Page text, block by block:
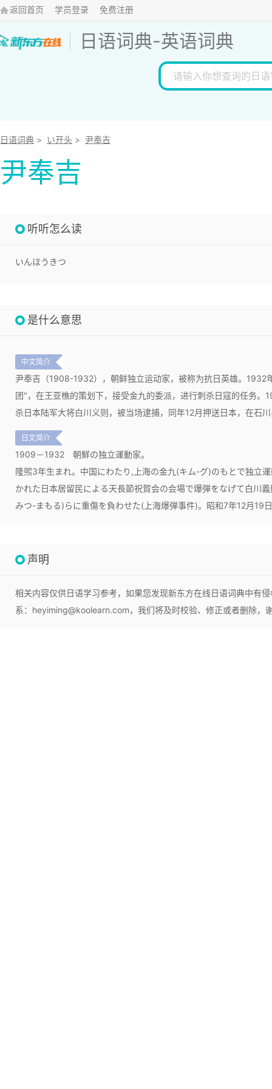
返回首页 学员登录 免费注册
日语词典-英语词典
日语词典 > い开头 > 尹奉吉
尹奉吉
听听怎么读
いんほうきつ
是什么意思
中文简介
尹奉吉（1908-1932），朝鲜独立运动家，被称为抗日英雄。1932
团"，在王亚樵的策划下，接受金九的委派，进行刺杀日寇的任务
杀日本陆军大将白川义则，被当场逮捕，同年12月押送日本，在石
日文简介
1909－1932 朝鮮の独立運動家。
隆煕3年生まれ。中国にわたり,上海の金九(キム-グ)のもとで独立
かれた日本居留民による天長節祝賀会の会場で爆弾をなげて白川
みつ-まもる)らに重傷を負わせた(上海爆弾事件)。昭和7年12月19
声明
相关内容仅供日语学习参考，如果您发现新东方在线日语词典中有
系：heyiming@koolearn.com，我们将及时校验、修正或者删除，